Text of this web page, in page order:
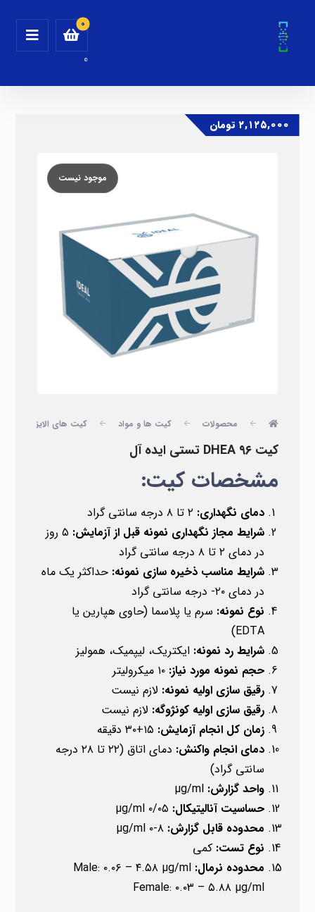
0
موجود نیست
محصولات کیت ها و مواد کیت های الایزا
کیت DHEA ۹۶ تستی ایده آل
۲,۱۲۵,۰۰۰ تومان
مشخصات کیت:
دمای نگهداری:
شرایط مجاز نگهداری نمونه قبل از آزمایش:
۵ روز
در دمای ۲ تا ۸ درجه سانتی گراد
شرایط مناسب ذخیره سازی نمونه: حداکثر یک ماه
در دمای ۲۰- درجه سانتی گراد
نوع نمونه: سرم یا پلاسما (حاوی هپارین یا
EDTA)
شرایط رد نمونه: ایکتریک، لیپمیک، همولیز
حجم نمونه مورد نیاز: ۱۰ میکرولیتر
رقیق سازی اولیه نمونه: لازم نیست
رقیق سازی اولیه کونژوگه: لازم نیست
زمان کل انجام آزمایش:
دمای انجام واکنش:
دمای اتاق (۲۲ تا ۲۸ درجه
سانتی گراد)
واحد گزارش: µg/ml
حساسیت آنالیتیکال:
محدوده قابل گزارش: ۸-۰ µg/ml
نوع تست: کمی
محدوده نرمال: Male: ۰.۰۶ – ۴.۵۸ µg/ml
Female: ۰.۰۳ – ۵.۸۸ µg/ml